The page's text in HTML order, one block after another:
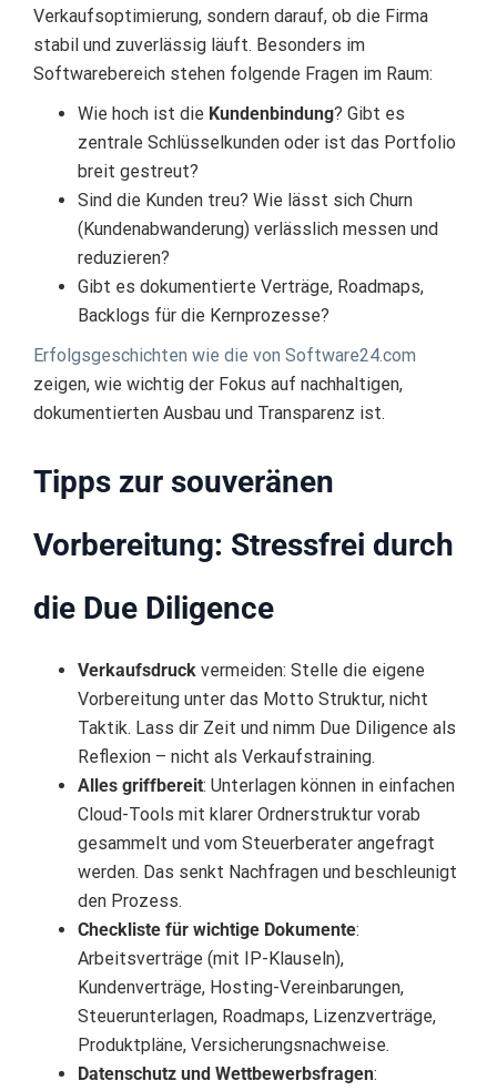
Verkaufsoptimierung, sondern darauf, ob die Firma
stabil und zuverlässig läuft. Besonders im
Softwarebereich stehen folgende Fragen im Raum:
Wie hoch ist die Kundenbindung? Gibt es
zentrale Schlüsselkunden oder ist das Portfolio
breit gestreut?
Sind die Kunden treu? Wie lässt sich Churn
(Kundenabwanderung) verlässlich messen und
reduzieren?
Gibt es dokumentierte Verträge, Roadmaps,
Backlogs für die Kernprozesse?
Erfolgsgeschichten wie die von Software24.com
zeigen, wie wichtig der Fokus auf nachhaltigen,
dokumentierten Ausbau und Transparenz ist.
Tipps zur souveränen
Vorbereitung: Stressfrei durch
die Due Diligence
Verkaufsdruck vermeiden: Stelle die eigene
Vorbereitung unter das Motto Struktur, nicht
Taktik. Lass dir Zeit und nimm Due Diligence als
Reflexion – nicht als Verkaufstraining.
Alles griffbereit: Unterlagen können in einfachen
Cloud-Tools mit klarer Ordnerstruktur vorab
gesammelt und vom Steuerberater angefragt
werden. Das senkt Nachfragen und beschleunigt
den Prozess.
Checkliste für wichtige Dokumente:
Arbeitsverträge (mit IP-Klauseln),
Kundenverträge, Hosting-Vereinbarungen,
Steuerunterlagen, Roadmaps, Lizenzverträge,
Produktpläne, Versicherungsnachweise.
Datenschutz und Wettbewerbsfragen: